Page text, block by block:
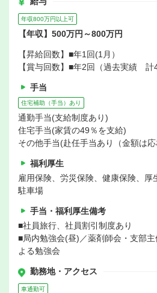
年収800万円以上可
【年収】500万円～800万円
【昇給回数】■年1回(1月）
【賞与回数】■年2回（過去実績 計
手当
住宅補助（手当）あり
通勤手当(支給制度あり)
住宅手当(家賃の49％を支給)
その他手当(赴任手当あり（金額は
福利厚生
雇用保険、労災保険、健康保険、厚
駐車場
手当・福利厚生備考
■社員旅行、社員割引制度あり
■局内勉強会(昼)／薬剤師会・支部
よる勉強会
勤務地・アクセス
車通勤可